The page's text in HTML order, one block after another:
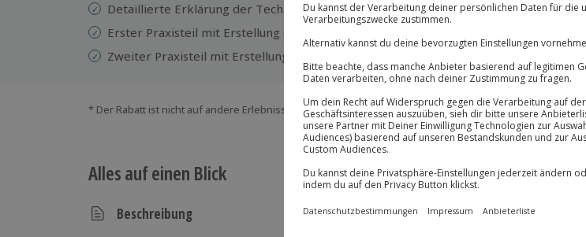
Detaillierte Erklärung der Technik
Erster Praxisteil mit Erstellung eigener Skizzen
Zweiter Praxisteil mit Erstellung eines Wandbildes
* Der Rabatt ist nicht auf andere Erlebnisse bei der Einlösung übertragbar.Details
Alles auf einen Blick
Beschreibung